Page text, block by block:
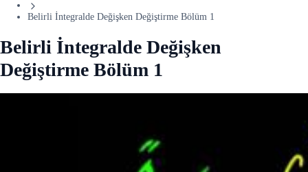
Belirli İntegralde Değişken Değiştirme Bölüm 1
Belirli İntegralde Değişken
Değiştirme Bölüm 1